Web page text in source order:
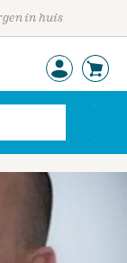
in huis